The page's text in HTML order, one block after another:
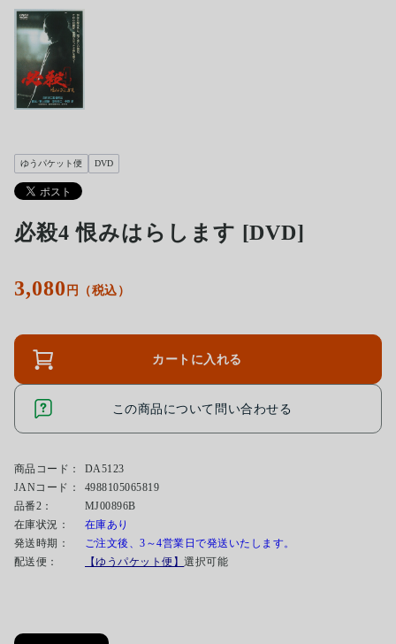
ゆうパケット便 DVD
必殺4 恨みはらします [DVD]
3,080 円（税込）
カートに入れる
この商品について問い合わせる
商品コード：
DA5123
JANコード：
4988105065819
品番2：
MJ00896B
在庫状況：
在庫あり
発送時期：
ご注文後、3～4営業日で発送いたします。
配送便：
【ゆうパケット便】選択可能